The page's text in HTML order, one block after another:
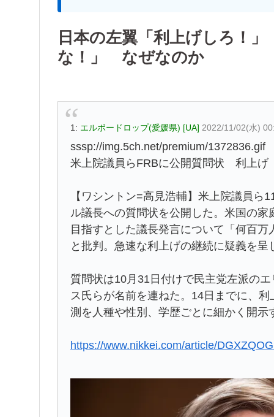
日本の左翼「利上げしろ！
な！」 なぜなのか
1: エルボードロップ(愛媛県) [UA] 2022/11/02(水)
sssp://img.5ch.net/premium/1372836.gif
米上院議員らFRBに公開質問状 利上げ
【ワシントン=高見浩輔】米上院議員
ル議長への質問状を公開した。米国の
目指すとした議長発言について「何百
と批判。急速な利上げの継続に疑義を呈
質問状は10月31日付けで民主党左派の
ス氏らが名前を連ねた。14日までに、
測を人種や性別、学歴ごとに細かく開示
https://www.nikkei.com/article/